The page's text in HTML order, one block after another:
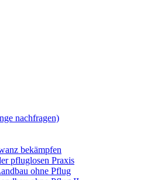
nachfragen)
bekämpfen
pfluglosen Praxis
ohne Pflug